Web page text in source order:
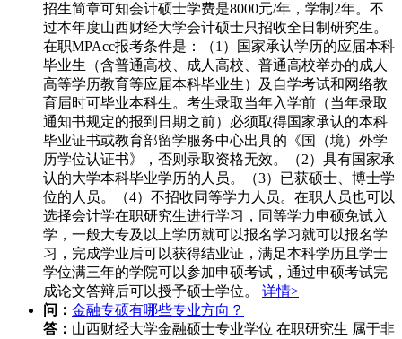
招生简章可知会计硕士学费是8000元/年，学制2年。不
过本年度山西财经大学会计硕士只招收全日制研究生。
在职MPAcc报考条件是：（1）国家承认学历的应届本科
毕业生（含普通高校、成人高校、普通高校举办的成人
高等学历教育等应届本科毕业生）及自学考试和网络教
育届时可毕业本科生。考生录取当年入学前（当年录取
通知书规定的报到日期之前）必须取得国家承认的本科
毕业证书或教育部留学服务中心出具的《国（境）外学
历学位认证书》，否则录取资格无效。（2）具有国家承
认的大学本科毕业学历的人员。（3）已获硕士、博士学
位的人员。（4）不招收同等学力人员。在职人员也可以
选择会计学在职研究生进行学习，同等学力申硕免试入
学，一般大专及以上学历就可以报名学习就可以报名学
习，完成学业后可以获得结业证，满足本科学历且学士
学位满三年的学院可以参加申硕考试，通过申硕考试完
成论文答辩后可以授予硕士学位。 详情>
问： 金融专硕有哪些专业方向？
答： 山西财经大学金融硕士专业学位 在职研究生 属于非